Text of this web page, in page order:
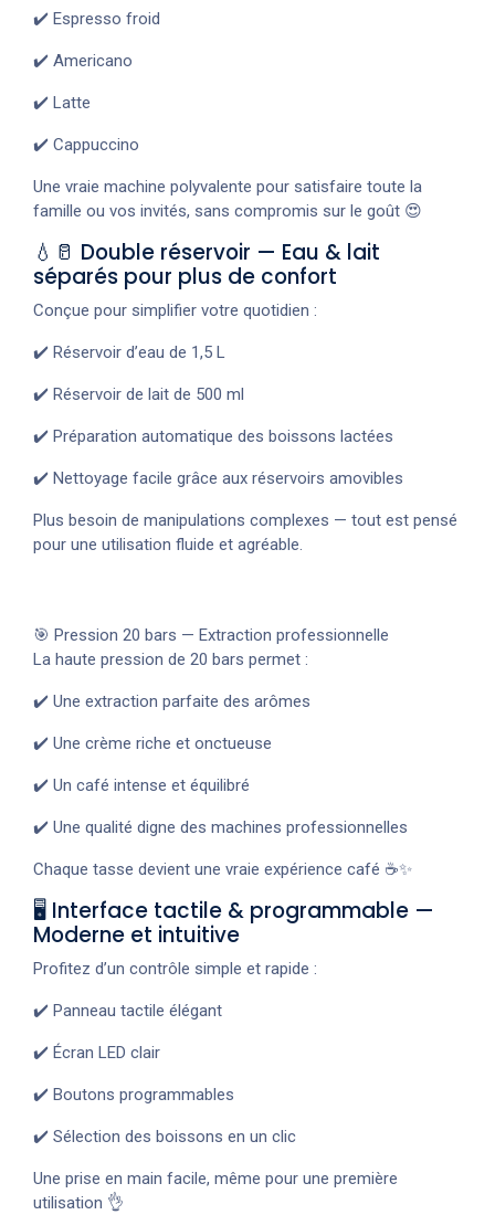
✔️ Espresso froid
✔️ Americano
✔️ Latte
✔️ Cappuccino
Une vraie machine polyvalente pour satisfaire toute la
famille ou vos invités, sans compromis sur le goût 😍
💧🥛 Double réservoir — Eau & lait
séparés pour plus de confort
Conçue pour simplifier votre quotidien :
✔️ Réservoir d’eau de 1,5 L
✔️ Réservoir de lait de 500 ml
✔️ Préparation automatique des boissons lactées
✔️ Nettoyage facile grâce aux réservoirs amovibles
Plus besoin de manipulations complexes — tout est pensé
pour une utilisation fluide et agréable.
🎯 Pression 20 bars — Extraction professionnelle
La haute pression de 20 bars permet :
✔️ Une extraction parfaite des arômes
✔️ Une crème riche et onctueuse
✔️ Un café intense et équilibré
✔️ Une qualité digne des machines professionnelles
Chaque tasse devient une vraie expérience café ☕✨
🖥️ Interface tactile & programmable —
Moderne et intuitive
Profitez d’un contrôle simple et rapide :
✔️ Panneau tactile élégant
✔️ Écran LED clair
✔️ Boutons programmables
✔️ Sélection des boissons en un clic
Une prise en main facile, même pour une première
utilisation 👌